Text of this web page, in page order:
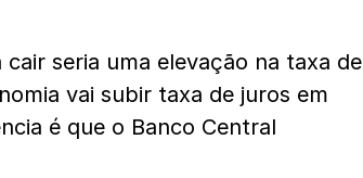
seria uma elevação na taxa de
vai subir taxa de juros em
é que o Banco Central